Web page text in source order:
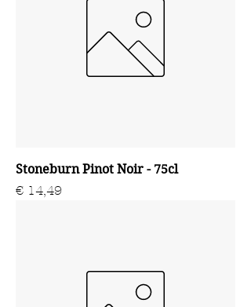
Stoneburn Pinot Noir - 75cl
Prijs
€ 14,49